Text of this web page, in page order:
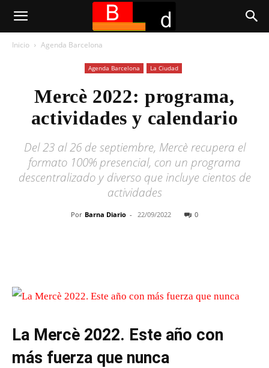
Inicio Agenda Barcelona
Agenda Barcelona La Ciudad
Mercè 2022: programa,
actividades y calendario
Del 23 al 26 de septiembre, Mercè recupera el
formato 100% presencial, con un programa
descentralizado y diverso que incluye cientos de
actividades
Por Barna Diario - 22/09/2022 0
La Mercè 2022. Este año con
más fuerza que nunca